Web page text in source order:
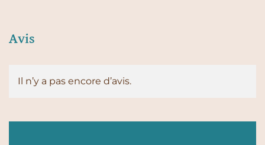
Avis
Il n’y a pas encore d’avis.